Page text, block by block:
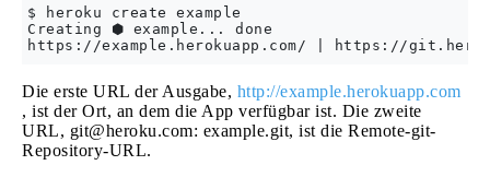
$ heroku create example
Creating ⬢ example... done
Die erste URL der Ausgabe, http://example.herokuapp.com
, ist der Ort, an dem die App verfügbar ist. Die zweite
URL, git@heroku.com: example.git, ist die Remote-git-
Repository-URL.